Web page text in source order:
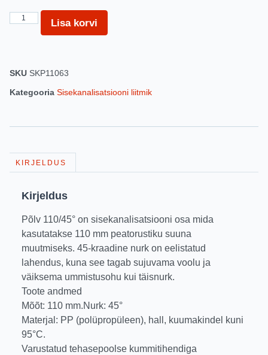
Lisa korvi
SKU SKP11063
Kategooria Sisekanalisatsiooni liitmik
KIRJELDUS
Kirjeldus
Põlv 110/45° on sisekanalisatsiooni osa mida
kasutatakse 110 mm peatorustiku suuna
muutmiseks. 45-kraadine nurk on eelistatud
lahendus, kuna see tagab sujuvama voolu ja
väiksema ummistusohu kui täisnurk.
Toote andmed
Mõõt: 110 mm.Nurk: 45°
Materjal: PP (polüpropüleen), hall, kuumakindel kuni
95°C.
Varustatud tehasepoolse kummitihendiga